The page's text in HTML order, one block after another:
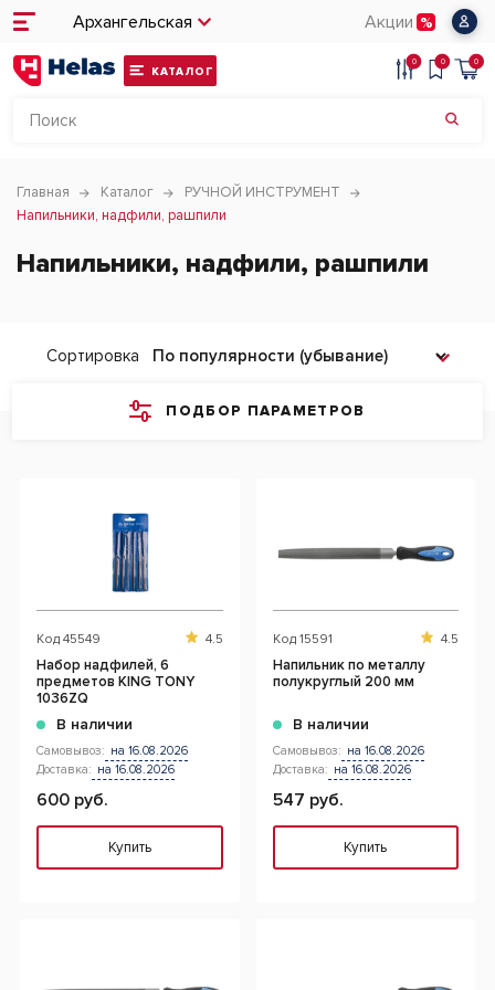
Архангельская Акции
КАТАЛОГ
0 0 0
Главная Каталог
РУЧНОЙ ИНСТРУМЕНТ
Напильники, надфили, рашпили
Напильники, надфили, рашпили
ПОДБОР ПАРАМЕТРОВ
Сортировка
Код 45549 4.5
Набор надфилей, 6
предметов KING TONY
1036ZQ
В наличии
Самовывоз: на 16.08.2026
Доставка: на 16.08.2026
600 руб.
Купить
Код 15591 4.5
Напильник по металлу
полукруглый 200 мм
В наличии
Самовывоз: на 16.08.2026
Доставка: на 16.08.2026
547 руб.
Купить